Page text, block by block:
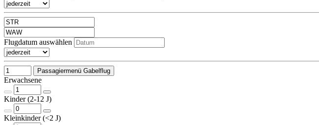
Flugdatum auswählen
Passagiermenü Gabelflug
Erwachsene
Kinder (2-12 J)
Kleinkinder (<2 J)